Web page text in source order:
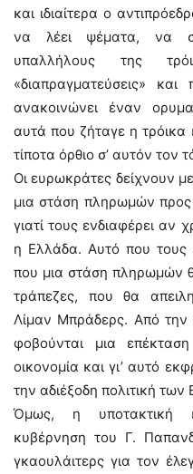
και ιδιαίτερα ο
να λέει ψέματα, να
υπαλλήλους της
«διαπραγματεύσεις»
ανακοινώνει έναν
αυτά που ζήταγε η
τίποτα όρθιο σ’ αυτόν τον
Οι ευρωκράτες δείχνουν
μια στάση πληρωμών προς
γιατί τους ενδιαφέρει αν
η Ελλάδα. Αυτό που τους
που μια στάση πληρωμών
τράπεζες, που θα
Λίμαν Μπράδερς. Από την
φοβούνται μια
οικονομία και γι’ αυτό
την αδιέξοδη πολιτική
Όμως, η υποτακτική
κυβέρνηση του Γ.
γκαουλάιτερς για τον